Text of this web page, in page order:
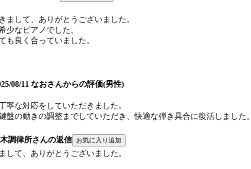
まして、ありがとうございました。
少なピアノでした。
も良く合っていました。
08/11 なおさんからの評価(男性)
寧な対応をしていただきました。
盤の動きの調整までしていただき、快適な弾き具合に復活しました。
調律所さんの返信
して、ありがとうございました。